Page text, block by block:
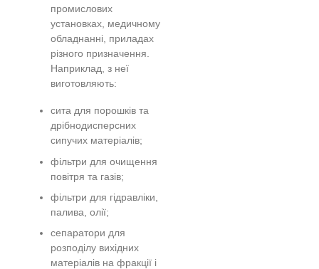
промислових
установках, медичному
обладнанні, приладах
різного призначення.
Наприклад, з неї
виготовляють:
сита для порошків та
дрібнодисперсних
сипучих матеріалів;
фільтри для очищення
повітря та газів;
фільтри для гідравліки,
палива, олії;
сепаратори для
розподілу вихідних
матеріалів на фракції і